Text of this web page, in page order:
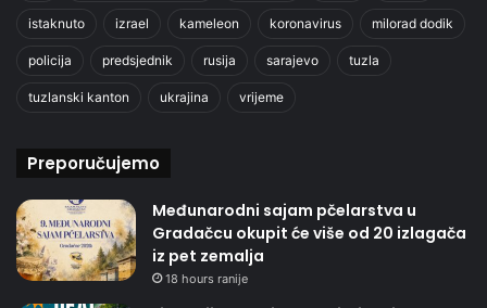
istaknuto izrael kameleon koronavirus milorad dodik
policija predsjednik rusija sarajevo tuzla
tuzlanski kanton ukrajina vrijeme
Preporučujemo
Međunarodni sajam pčelarstva u
Gradačcu okupit će više od 20 izlagača
iz pet zemalja
18 hours ranije